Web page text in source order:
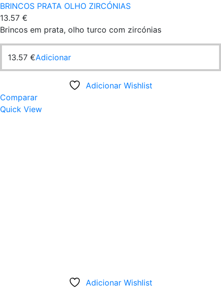
BRINCOS PRATA OLHO ZIRCÓNIAS
13.57 €
Brincos em prata, olho turco com zircónias
13.57 €Adicionar
Adicionar Wishlist
Comparar
Quick View
Adicionar Wishlist